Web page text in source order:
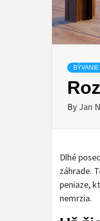
BÝVANIE
By Jan
Dlhé
záhrade.
peniaze,
nemrzia.